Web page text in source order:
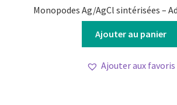
Monopodes Ag/AgCl sintérisées –
Ajouter au panier
Ajouter aux favoris